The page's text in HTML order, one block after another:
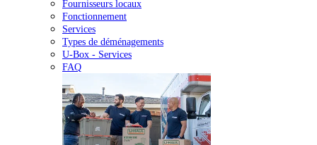
Fournisseurs locaux
Fonctionnement
Services
Types de déménagements
U-Box - Services
FAQ